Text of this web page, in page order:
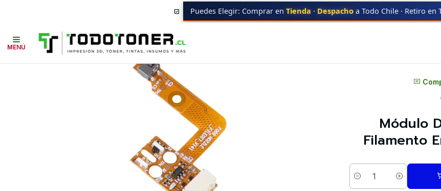
MENÚ
Puedes Elegir: Comprar en Tienda · Despacho a Todo Chile · Retiro en
Módulo Detector de Quiebre y Corte de Filamento Ender 3 V4 Creality | Repuestos 3D
Módulo
Filamento
Cantidad